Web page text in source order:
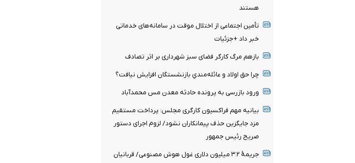
هستند
تأمین اجتماعی از اختلال موقت در سامانه‌های خدماتی
خبر داد +جزئیات
بازهم مرگ کارگر فضای سبز شهرداری بر اثر تصادف
چرا حق اولاد و عائله‌مندیِ بازنشستگان افزایش نیافت؟
ورود بازرسی به پرونده حادثه معدن مس محمدآباد
بیانیه مهم فراکسیون کارگری مجلس: پرداخت مستقیم
مزد جایگزین حذف پیمانکاران نشود/ لزوم اجرای دستور
صریح رئیس جمهور
جریمۀ ۳.۲ میلیون دلاری غول هوش مصنوعی/ قربانیان